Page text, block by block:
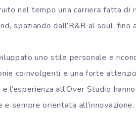
nel tempo una carriera fatta di
spaziando dall’R&B al soul, fino
uno stile personale e
coinvolgenti e una forte
l’esperienza all’Over Studio
sempre orientata all’innovazione.